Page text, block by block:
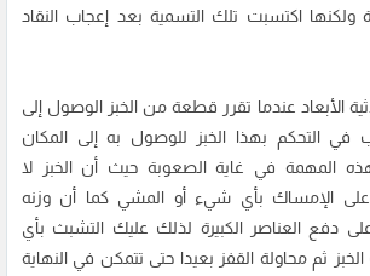
ولكنها اكتسبت تلك التسمية بعد إعجاب النقاد
الأبعاد عندما تقرر قطعة من الخبز الوصول إلى
في التحكم بهذا الخبز للوصول به إلى المكان
المهمة في غاية الصعوبة حيث أن الخبز لا
على الإمساك بأي شيء أو المشي كما أن وزنه
دفع العناصر الكبيرة لذلك عليك التشبث بأي
ثم محاولة القفز بعيدا حتى تتمكن في النهاية